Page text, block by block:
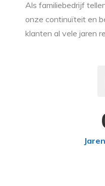
Als familiebedrijf
onze continuïteit en
klanten al vele jaren